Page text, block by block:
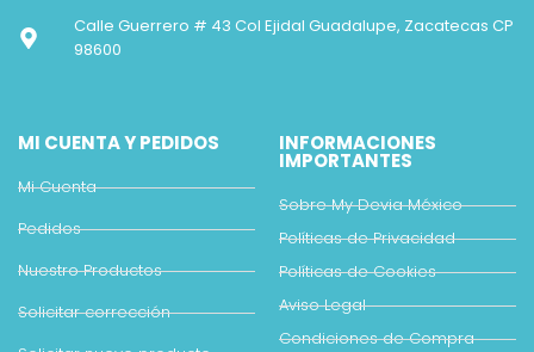
Calle Guerrero # 43 Col Ejidal Guadalupe, Zacatecas CP
98600
MI CUENTA Y PEDIDOS
Mi Cuenta
Pedidos
Nuestro Productos
Solicitar corrección
INFORMACIONES
IMPORTANTES
Sobre My Devia México
Políticas de Privacidad
Políticas de Cookies
Aviso Legal
Condiciones de Compra